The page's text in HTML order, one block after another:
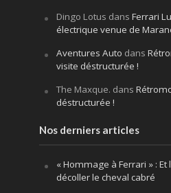
Dingo Lotus dans Ferrari
électrique venue de
Aventures Auto dans
visite déstructurée !
The Maxque. dans
déstructurée !
Nos derniers articles
« Hommage à Ferrari » :
décoller le cheval cabré